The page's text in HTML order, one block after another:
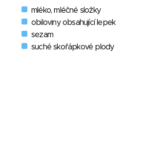
mléko, mléčné složky
obiloviny obsahující lepek
sezam
suché skořápkové plody